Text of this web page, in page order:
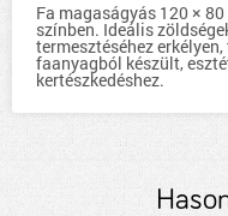
Fa magaságyás 120 ×
színben. Ideális
termesztéséhez
faanyagból készült,
kertészkedéshez.